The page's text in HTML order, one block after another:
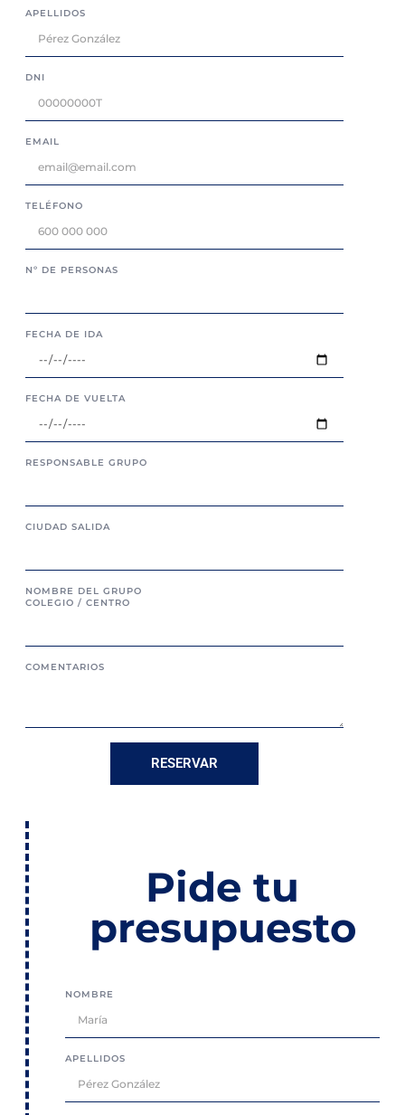
APELLIDOS
DNI
EMAIL
TELÉFONO
Nº DE PERSONAS
FECHA DE IDA
FECHA DE VUELTA
RESPONSABLE GRUPO
CIUDAD SALIDA
NOMBRE DEL GRUPO
COLEGIO / CENTRO
COMENTARIOS
RESERVAR
Pide tu
presupuesto
NOMBRE
APELLIDOS